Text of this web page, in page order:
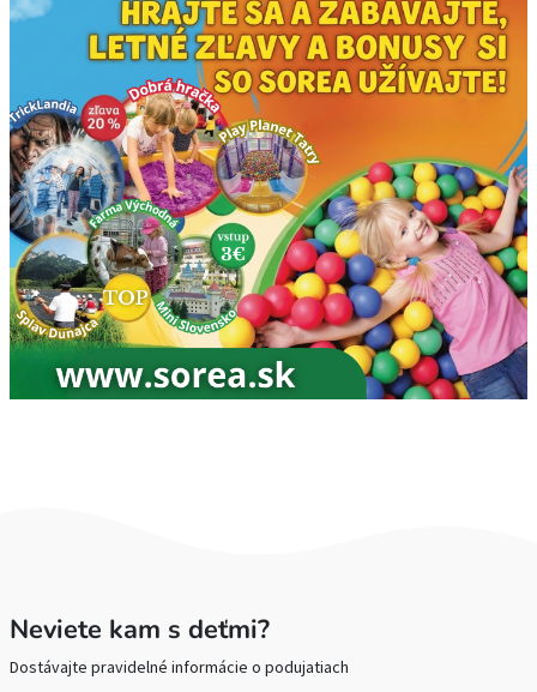
Neviete kam s deťmi?
Dostávajte pravidelné informácie o podujatiach